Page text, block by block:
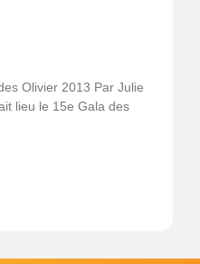
Olivier 2013 Par Julie
lieu le 15e Gala des